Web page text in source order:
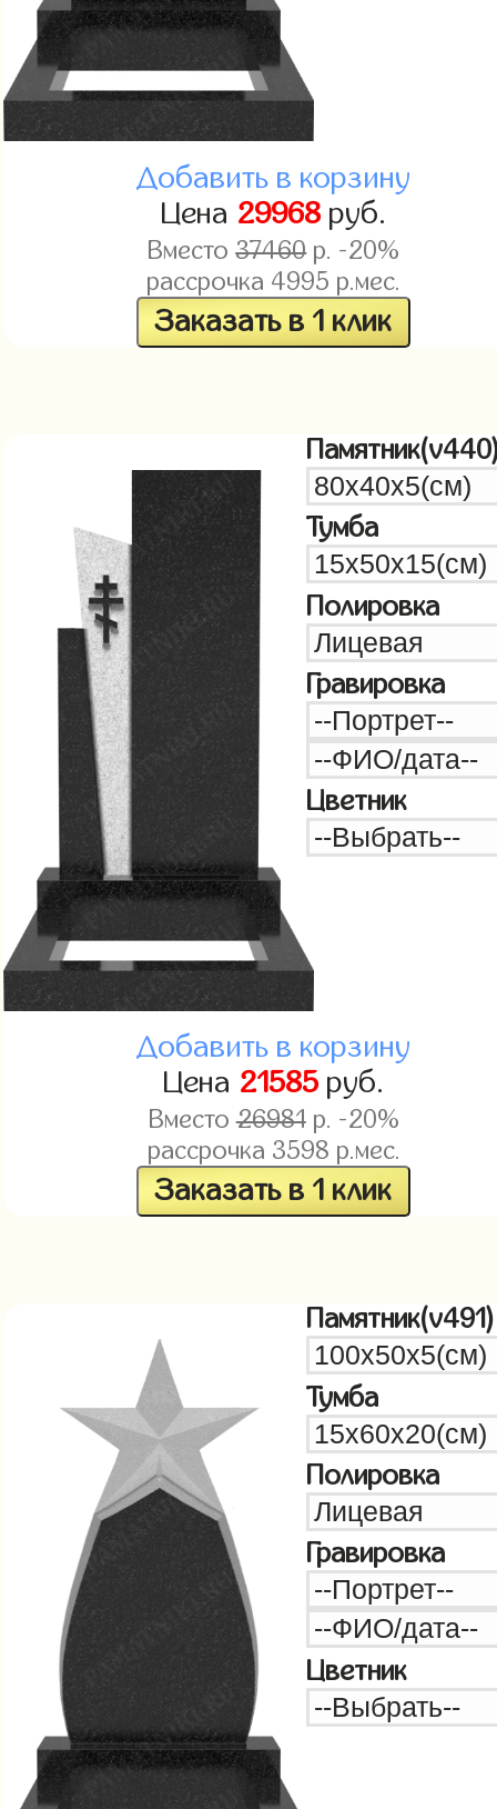
Добавить в корзину
Цена 29968 руб.
Вместо37460р. -20%
рассрочка 4995 р.мес.
Заказать в 1 клик
Тумба
Полировка
Гравировка
Цветник
Добавить в корзину
Цена 21585руб.
Вместо26981р. -20%
рассрочка 3598 р.мес.
Заказать в 1 клик
Памятник(v491)
Тумба
Полировка
Гравировка
Цветник